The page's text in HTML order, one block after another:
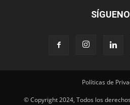
Políticas de
© Copyright 2024, Todos los